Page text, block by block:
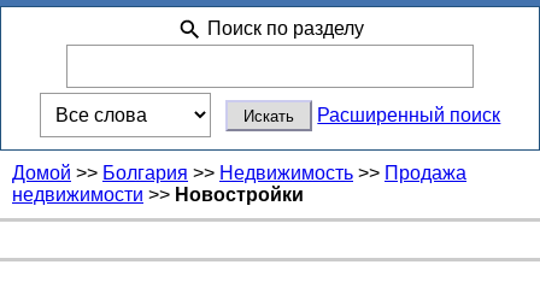
Поиск по разделу
Расширенный поиск
Домой >> Болгария >> Недвижимость >> Продажа
недвижимости >> Новостройки